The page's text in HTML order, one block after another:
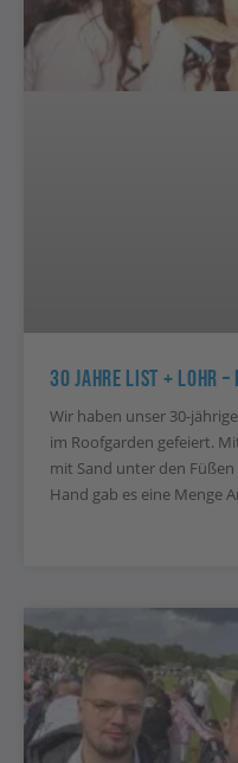
30 Jahre List + Lohr –
Wir haben unser 30-
im Roofgarden gefeiert.
mit Sand unter den
Hand gab es eine Menge